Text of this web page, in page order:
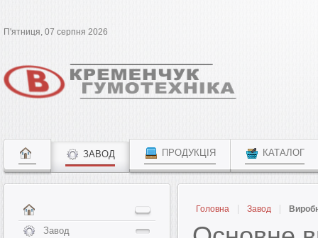
П'ятниця, 07 серпня 2026
ЗАВОД ПРОДУКЦІЯ КАТАЛОГ
Головна Завод
Завод